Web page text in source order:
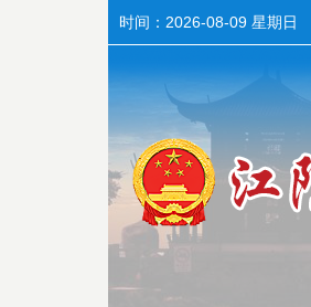
时间： 2026-08-09 星期日